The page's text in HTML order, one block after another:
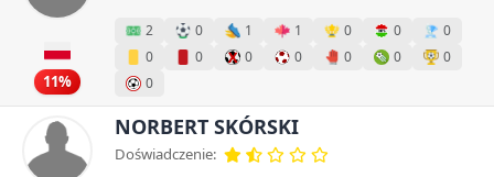
11%
2 0 1 1 0 0
0
0
0 0 0 0 0
0
0
NORBERT SKÓRSKI
Doświadczenie: